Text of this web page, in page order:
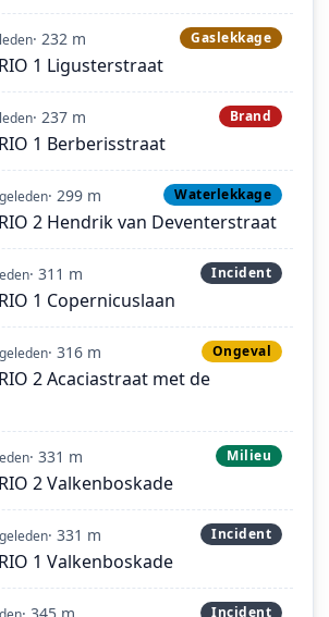
· 232 m Gaslekkage
1 Ligusterstraat
· 237 m Brand
1 Berberisstraat
· 299 m Waterlekkage
2 Hendrik van Deventerstraat
· 311 m Incident
1 Copernicuslaan
· 316 m Ongeval
2 Acaciastraat met de
· 331 m Milieu
2 Valkenboskade
· 331 m Incident
1 Valkenboskade
· 345 m Incident